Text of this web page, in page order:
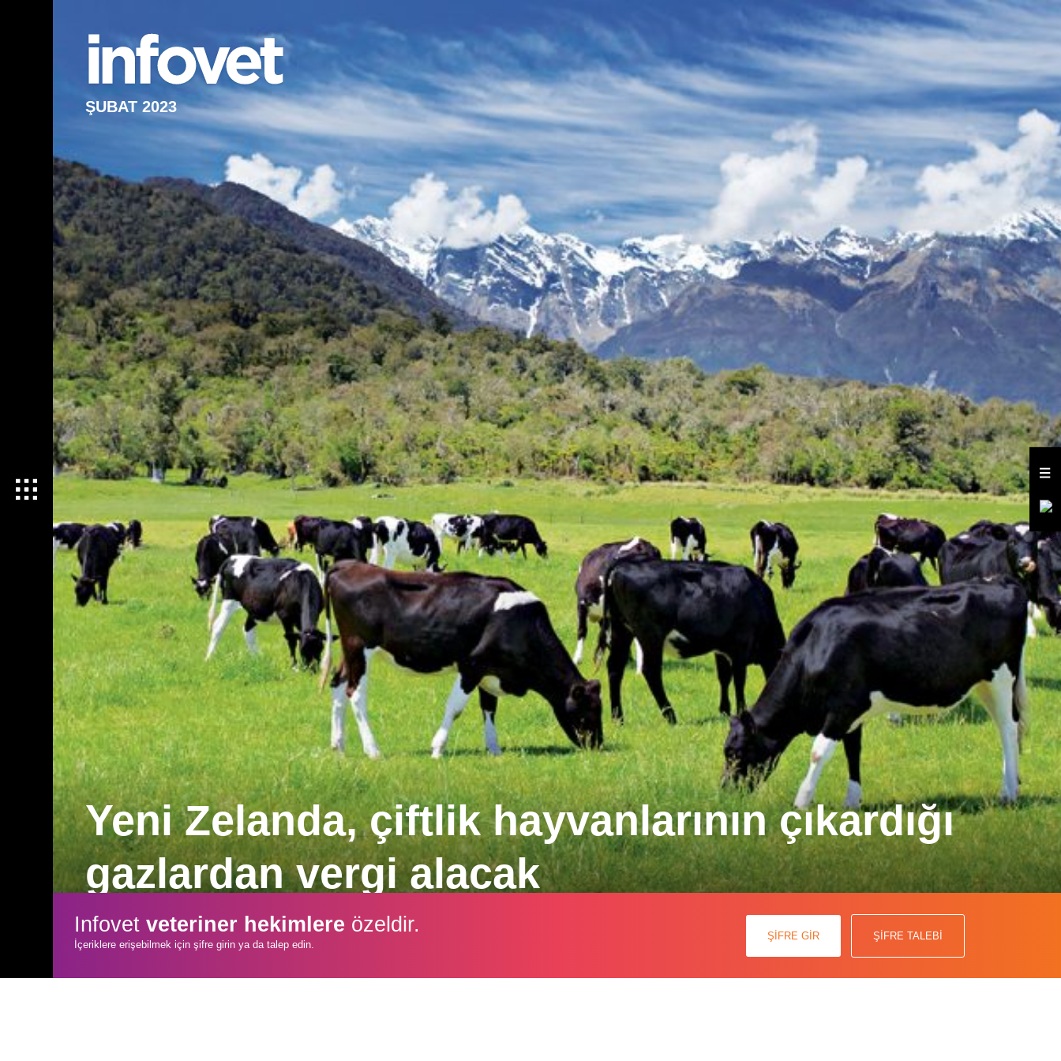
ŞUBAT 2023
Yeni Zelanda, çiftlik hayvanlarının çıkardığı
gazlardan vergi alacak
Yeni Zelanda’da hükümet, iklim değişikliğiyle mücadeleye yönelik tartışmalı bir tasarının parçası olarak çiftlik hayvanlarından
kaynaklanan sera gazı emisyonlarını vergilendirmeye yönelik bir plan açıkladı.
Infovetveteriner hekimlere özeldir.
İçeriklere erişebilmek için şifre girin ya da talep edin.
ŞİFRE GİR ŞİFRE TALEBİ